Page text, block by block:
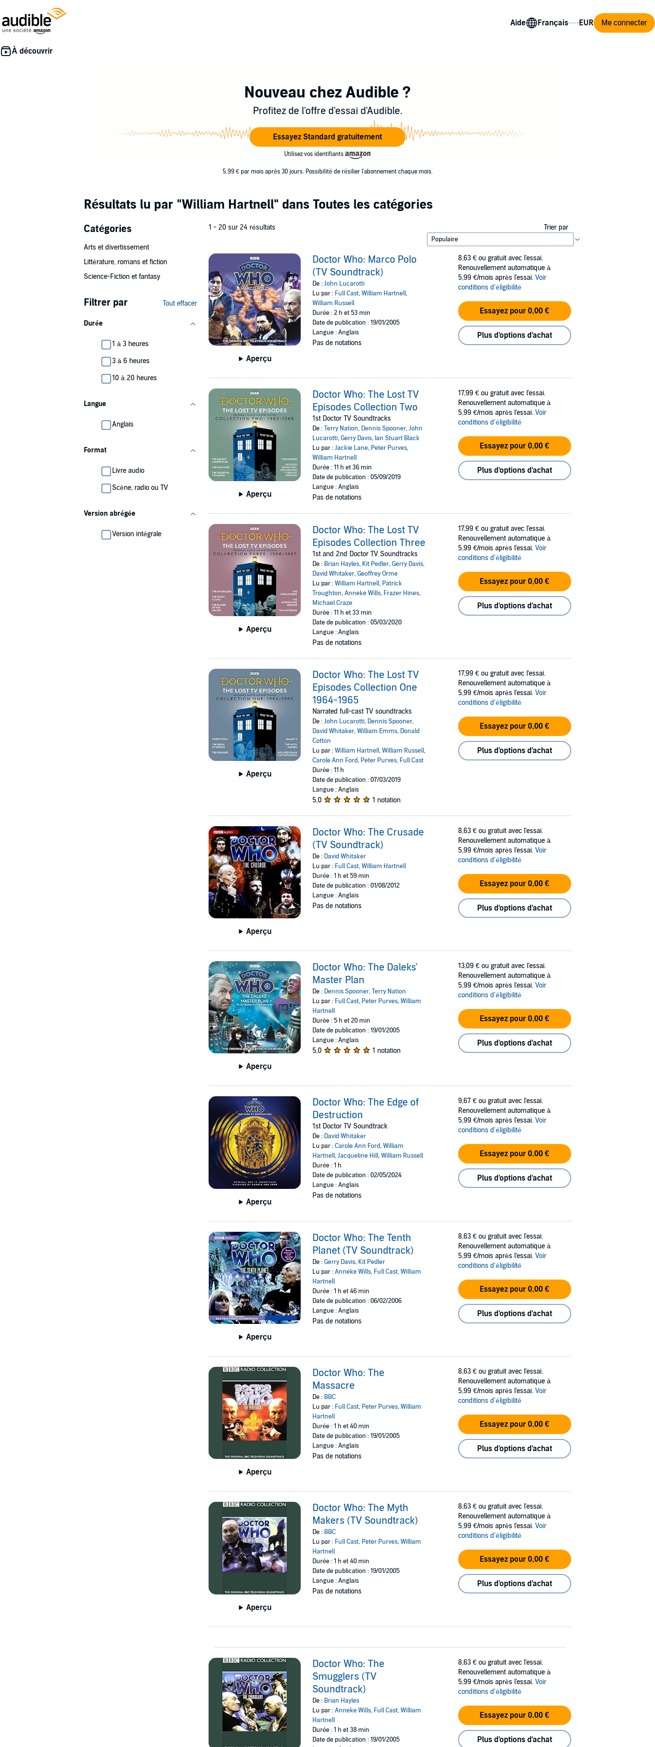
Aide Me connecter
Nouveau chez Audible ?
Profitez de l'offre d'essai d'Audible.
Essayez Standard gratuitement
Utilisez vos identifiants
5,99 € par mois après 30 jours. Possibilité de résilier l'abonnement chaque mois.
Résultats lu par "William Hartnell" dans Toutes les catégories
Catégories
Arts et divertissement
Littérature, romans et fiction
Science-Fiction et fantasy
Filtrer par Tout effacer
Durée
1 à 3 heures
3 à 6 heures
10 à 20 heures
Langue
Anglais
Format
Livre audio
Scène, radio ou TV
Version abrégée
Version intégrale
1 - 20 sur 24 résultats Trier par
Aperçu
Doctor Who: Marco Polo
(TV Soundtrack)
De :John Lucarotti
Lu par : Full Cast,William Hartnell,
William Russell
Durée : 2 h et 53 min
Date de publication : 19/01/2005
Langue : Anglais
Pas de notations
8,63 € ou gratuit avec l'essai.
Renouvellement automatique à
5,99 €/mois après l'essai. Voir
conditions d'éligibilité
Essayez pour 0,00 €
Plus d'options d'achat
Aperçu
Doctor Who: The Lost TV
Episodes Collection Two
1st Doctor TV Soundtracks
De :Terry Nation, Dennis Spooner,John
Lucarotti,Gerry Davis, Ian Stuart Black
Lu par :Jackie Lane, Peter Purves,
William Hartnell
Durée : 11 h et 36 min
Date de publication : 05/09/2019
Langue : Anglais
Pas de notations
17,99 € ou gratuit avec l'essai.
Renouvellement automatique à
5,99 €/mois après l'essai. Voir
conditions d'éligibilité
Essayez pour 0,00 €
Plus d'options d'achat
Aperçu
Doctor Who: The Lost TV
Episodes Collection Three
1st and 2nd Doctor TV Soundtracks
De : Brian Hayles, Kit Pedler,Gerry Davis,
David Whitaker,Geoffrey Orme
Lu par :William Hartnell, Patrick
Troughton,Anneke Wills, Frazer Hines,
Michael Craze
Durée : 11 h et 33 min
Date de publication : 05/03/2020
Langue : Anglais
Pas de notations
17,99 € ou gratuit avec l'essai.
Renouvellement automatique à
5,99 €/mois après l'essai. Voir
conditions d'éligibilité
Essayez pour 0,00 €
Plus d'options d'achat
Aperçu
Doctor Who: The Lost TV
Episodes Collection One
1964-1965
Narrated full-cast TV soundtracks
De :John Lucarotti, Dennis Spooner,
David Whitaker,William Emms, Donald
Cotton
Lu par :William Hartnell,William Russell,
Carole Ann Ford, Peter Purves, Full Cast
Durée : 11 h
Date de publication : 07/03/2019
Langue : Anglais
5,0 1 notation
17,99 € ou gratuit avec l'essai.
Renouvellement automatique à
5,99 €/mois après l'essai. Voir
conditions d'éligibilité
Essayez pour 0,00 €
Plus d'options d'achat
Aperçu
Doctor Who: The Crusade
(TV Soundtrack)
De : David Whitaker
Lu par : Full Cast,William Hartnell
Durée : 1 h et 59 min
Date de publication : 01/08/2012
Langue : Anglais
Pas de notations
8,63 € ou gratuit avec l'essai.
Renouvellement automatique à
5,99 €/mois après l'essai. Voir
conditions d'éligibilité
Essayez pour 0,00 €
Plus d'options d'achat
Aperçu
Doctor Who: The Daleks'
Master Plan
De : Dennis Spooner,Terry Nation
Lu par : Full Cast, Peter Purves,William
Hartnell
Durée : 5 h et 20 min
Date de publication : 19/01/2005
Langue : Anglais
5,0 1 notation
13,09 € ou gratuit avec l'essai.
Renouvellement automatique à
5,99 €/mois après l'essai. Voir
conditions d'éligibilité
Essayez pour 0,00 €
Plus d'options d'achat
Aperçu
Doctor Who: The Edge of
Destruction
1st Doctor TV Soundtrack
De : David Whitaker
Lu par :Carole Ann Ford,William
Hartnell,Jacqueline Hill,William Russell
Durée : 1 h
Date de publication : 02/05/2024
Langue : Anglais
Pas de notations
9,67 € ou gratuit avec l'essai.
Renouvellement automatique à
5,99 €/mois après l'essai. Voir
conditions d'éligibilité
Essayez pour 0,00 €
Plus d'options d'achat
Aperçu
Doctor Who: The Tenth
Planet (TV Soundtrack)
De :Gerry Davis, Kit Pedler
Lu par :Anneke Wills, Full Cast,William
Hartnell
Durée : 1 h et 46 min
Date de publication : 06/02/2006
Langue : Anglais
Pas de notations
8,63 € ou gratuit avec l'essai.
Renouvellement automatique à
5,99 €/mois après l'essai. Voir
conditions d'éligibilité
Essayez pour 0,00 €
Plus d'options d'achat
Aperçu
Doctor Who: The
Massacre
De : BBC
Lu par : Full Cast, Peter Purves,William
Hartnell
Durée : 1 h et 40 min
Date de publication : 19/01/2005
Langue : Anglais
Pas de notations
8,63 € ou gratuit avec l'essai.
Renouvellement automatique à
5,99 €/mois après l'essai. Voir
conditions d'éligibilité
Essayez pour 0,00 €
Plus d'options d'achat
Aperçu
Doctor Who: The Myth
Makers (TV Soundtrack)
De : BBC
Lu par : Full Cast, Peter Purves,William
Hartnell
Durée : 1 h et 40 min
Date de publication : 19/01/2005
Langue : Anglais
Pas de notations
8,63 € ou gratuit avec l'essai.
Renouvellement automatique à
5,99 €/mois après l'essai. Voir
conditions d'éligibilité
Essayez pour 0,00 €
Plus d'options d'achat
Doctor Who: The
Smugglers (TV
Soundtrack)
De : Brian Hayles
Lu par :Anneke Wills, Full Cast,William
Hartnell
Durée : 1 h et 38 min
Date de publication : 19/01/2005
8,63 € ou gratuit avec l'essai.
Renouvellement automatique à
5,99 €/mois après l'essai. Voir
conditions d'éligibilité
Essayez pour 0,00 €
Plus d'options d'achat